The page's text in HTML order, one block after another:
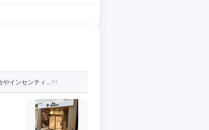
やインセンティ...